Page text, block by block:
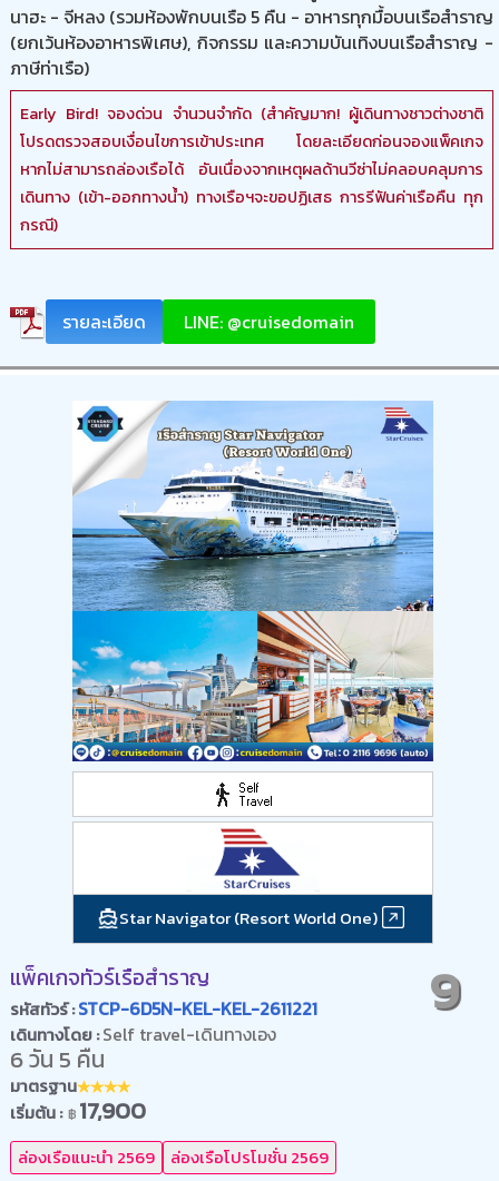
นาฮะ - จีหลง (รวมห้องพักบนเรือ 5 คืน - อาหารทุกมื้อบนเรือสำราญ
(ยกเว้นห้องอาหารพิเศษ), กิจกรรม และความบันเทิงบนเรือสำราญ -
ภาษีท่าเรือ)
Early Bird! จองด่วน จำนวนจำกัด (สำคัญมาก! ผู้เดินทางชาวต่างชาติ
โปรดตรวจสอบเงื่อนไขการเข้าประเทศ โดยละเอียดก่อนจองแพ็คเกจ
หากไม่สามารถล่องเรือได้ อันเนื่องจากเหตุผลด้านวีซ่าไม่คลอบคลุมการ
เดินทาง (เข้า-ออกทางน้ำ) ทางเรือฯจะขอปฏิเสธ การรีฟันค่าเรือคืน ทุก
กรณี)
รายละเอียด LINE: @cruisedomain
Star Navigator (Resort World One)
แพ็คเกจทัวร์เรือสำราญ
รหัสทัวร์ :STCP-6D5N-KEL-KEL-2611221 9
เดินทางโดย :Self travel-เดินทางเอง
6 วัน 5 คืน
มาตรฐาน
เริ่มต้น : ฿ 17,900
ล่องเรือแนะนำ 2569
ล่องเรือโปรโมชั่น 2569